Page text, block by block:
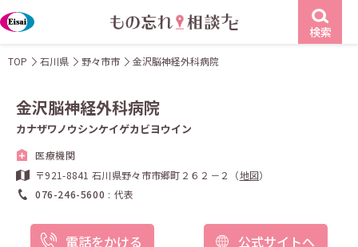
検索
TOP 石川県 野々市市 金沢脳神経外科病院
金沢脳神経外科病院
カナザワノウシンケイゲカビヨウイン
医療機関
〒921-8841 石川県野々市市郷町２６２－２（地図）
076-246-5600
代表
電話をかける 公式サイトへ